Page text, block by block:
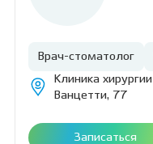
Врач-стоматолог
Клиника
Ванцетти, 77
Записаться